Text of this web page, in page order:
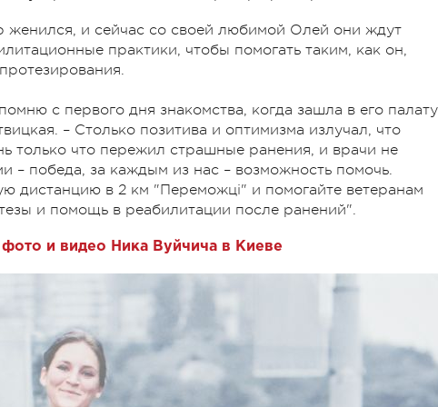
и сейчас со своей любимой Олей они ждут
практики, чтобы помогать таким, как он,
с первого дня знакомства, когда зашла в его
– Столько позитива и оптимизма излучал, что
только что пережил страшные ранения, и врачи не
– победа, за каждым из нас – возможность помочь.
дистанцию в 2 км "Переможці" и помогайте ветеранам
и помощь в реабилитации после ранений".
и видео Ника Вуйчича в Киеве